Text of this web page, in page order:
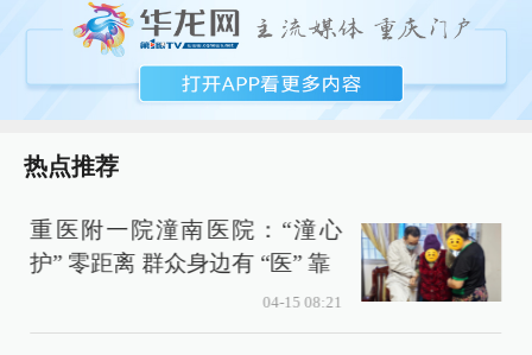
热点推荐
重医附一院潼南医院：“潼心
护” 零距离 群众身边有 “医” 靠
04-15 08:21